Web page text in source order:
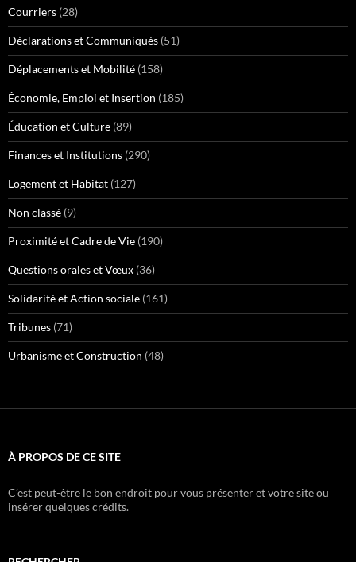
Courriers (28)
Déclarations et Communiqués (51)
Déplacements et Mobilité (158)
Économie, Emploi et Insertion (185)
Éducation et Culture (89)
Finances et Institutions (290)
Logement et Habitat (127)
Non classé (9)
Proximité et Cadre de Vie (190)
Questions orales et Vœux (36)
Solidarité et Action sociale (161)
Tribunes (71)
Urbanisme et Construction (48)
À PROPOS DE CE SITE
C’est peut-être le bon endroit pour vous présenter et votre site ou
insérer quelques crédits.